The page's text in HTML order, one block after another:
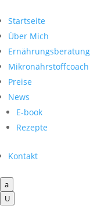
Startseite
Über Mich
Ernährungsberatung
Mikronährstoffcoach
Preise
News
E-book
Rezepte
Kontakt
a
U